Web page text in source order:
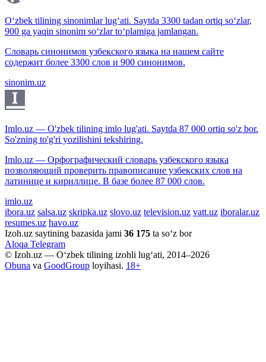
O‘zbek tilining sinonimlar lug‘ati. Saytda 3300 tadan ortiq so‘zlar,
900 ga yaqin sinonim so‘zlar to‘plamiga jamlangan.
Словарь синонимов узбекского языка на нашем сайте
содержит более 3300 слов и 900 синонимов.
sinonim.uz
Imlo.uz — O'zbek tilining imlo lug'ati. Saytda 87 000 ortiq so'z bor.
So'zning to'g'ri yozilishini tekshiring.
Imlo.uz — Орфографический словарь узбекского языка
позволяющий проверить правописание узбекских слов на
латинице и кириллице. В базе более 87 000 слов.
imlo.uz
ibora.uz salsa.uz skripka.uz slovo.uz television.uz vatt.uz iboralar.uz
resumes.uz havo.uz
Izoh.uz saytining bazasida jami 36 175 ta so‘z bor
Aloqa Telegram
© Izoh.uz — O‘zbek tilining izohli lug‘ati, 2014–2026
Obuna va GoodGroup loyihasi. 18+